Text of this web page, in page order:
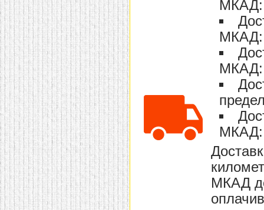
домашнем использовании.
Эта мебель имеет
некоторые преимущества
перед той же стенкой для
гостиной, к примеру,
поскольку она более
легкая и не загромождает
пространство. В спальне
этот предмет можно
поставить у изголовья
кровати, чтобы заполнить
пустующее там
место. Также стеллажи
очень часто используют в
качестве разграничителей
комнаты, например, на
рабочую зону и
пространство для отдыха.
Особенно это актуально
для однокомнатных
квартир.
МКАД:
МКАД:
МКАД:
МКАД:
МКАД